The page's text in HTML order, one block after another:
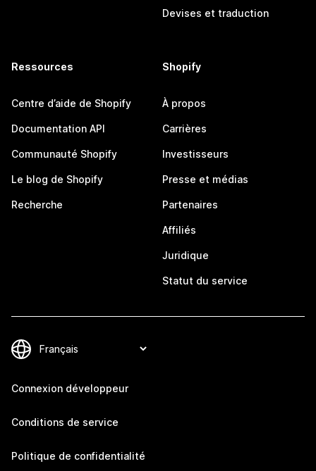
Devises et traduction
Ressources
Centre d’aide de Shopify
Documentation API
Communauté Shopify
Le blog de Shopify
Recherche
Shopify
À propos
Carrières
Investisseurs
Presse et médias
Partenaires
Affiliés
Juridique
Statut du service
Connexion développeur
Conditions de service
Politique de confidentialité